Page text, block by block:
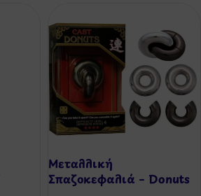
Μεταλλική
Σπαζοκεφαλιά – Donuts